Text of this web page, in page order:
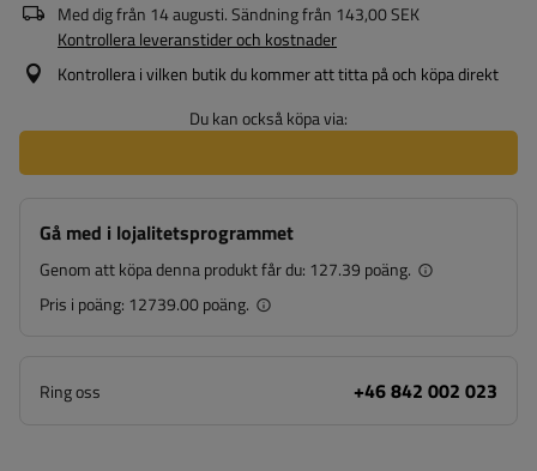
Med dig från 14 augusti. Sändning från 143,00 SEK
Kontrollera leveranstider och kostnader
Kontrollera i vilken butik du kommer att titta på och köpa direkt
Du kan också köpa via:
Gå med i lojalitetsprogrammet
Genom att köpa denna produkt får du: 127.39 poäng.
Pris i poäng: 12739.00 poäng.
Ring oss +46 842 002 023